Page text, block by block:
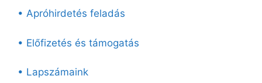
• Apróhirdetés feladás
• Előfizetés és támogatás
• Lapszámaink